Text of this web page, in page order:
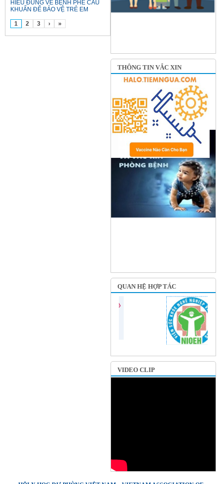
HIỂU ĐÚNG VỀ BỆNH PHẾ CẦU
KHUẨN ĐỂ BẢO VỆ TRẺ EM
1 2 3 › »
THÔNG TIN VẮC XIN
QUAN HỆ HỢP TÁC
VIDEO CLIP